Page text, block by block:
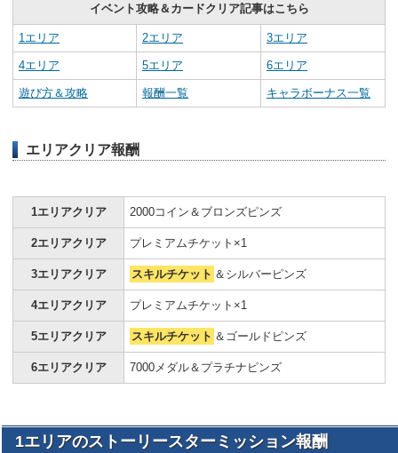
イベント攻略＆カードクリア記事はこちら
1エリア 2エリア 3エリア
4エリア 5エリア 6エリア
遊び方＆攻略 報酬一覧 キャラボーナス一覧
エリアクリア報酬
1エリアクリア 2000コイン＆ブロンズピンズ
2エリアクリア プレミアムチケット×1
3エリアクリア スキルチケット ＆シルバーピンズ
4エリアクリア プレミアムチケット×1
5エリアクリア スキルチケット ＆ゴールドピンズ
6エリアクリア 7000メダル＆プラチナピンズ
1エリアのストーリースターミッション報酬